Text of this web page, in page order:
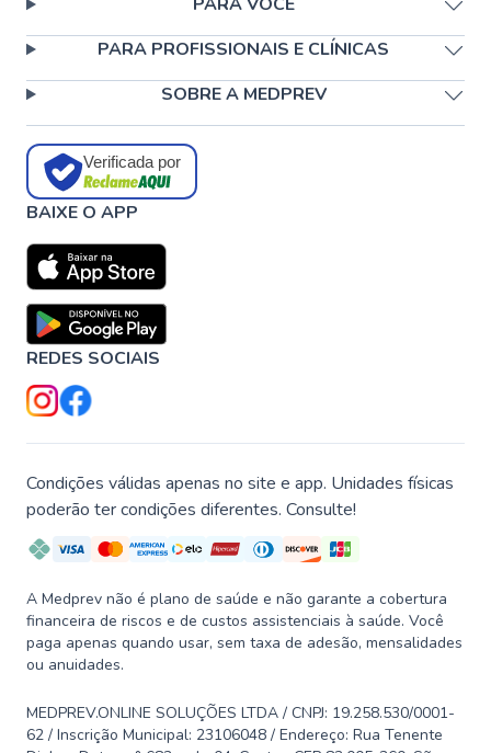
PARA PROFISSIONAIS E CLÍNICAS
SOBRE A MEDPREV
Verificada por
BAIXE O APP
REDES SOCIAIS
Condições válidas apenas no site e app. Unidades físicas
poderão ter condições diferentes. Consulte!
A Medprev não é plano de saúde e não garante a cobertura
financeira de riscos e de custos assistenciais à saúde. Você
paga apenas quando usar, sem taxa de adesão, mensalidades
ou anuidades.
MEDPREV.ONLINE SOLUÇÕES LTDA / CNPJ: 19.258.530/0001-
62 / Inscrição Municipal: 23106048 / Endereço: Rua Tenente